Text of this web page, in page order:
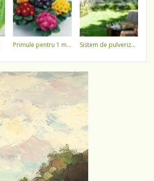
primule pentru 1 martie 3,5 lei / ghiveci !!!! sistem de pulverizare a apei